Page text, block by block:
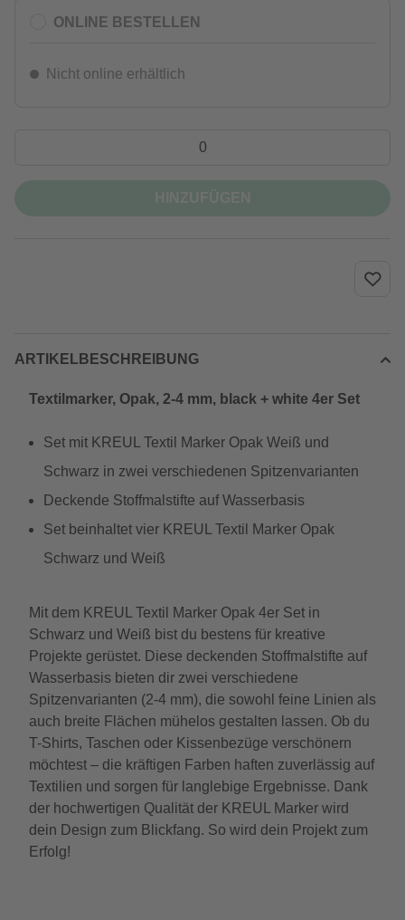
ONLINE BESTELLEN
Nicht online erhältlich
ARTIKELBESCHREIBUNG
Textilmarker, Opak, 2-4 mm, black + white 4er Set
Set mit KREUL Textil Marker Opak Weiß und
Schwarz in zwei verschiedenen Spitzenvarianten
Deckende Stoffmalstifte auf Wasserbasis
Set beinhaltet vier KREUL Textil Marker Opak
Schwarz und Weiß
Mit dem KREUL Textil Marker Opak 4er Set in
Schwarz und Weiß bist du bestens für kreative
Projekte gerüstet. Diese deckenden Stoffmalstifte auf
Wasserbasis bieten dir zwei verschiedene
Spitzenvarianten (2-4 mm), die sowohl feine Linien als
auch breite Flächen mühelos gestalten lassen. Ob du
T-Shirts, Taschen oder Kissenbezüge verschönern
möchtest – die kräftigen Farben haften zuverlässig auf
Textilien und sorgen für langlebige Ergebnisse. Dank
der hochwertigen Qualität der KREUL Marker wird
dein Design zum Blickfang. So wird dein Projekt zum
Erfolg!